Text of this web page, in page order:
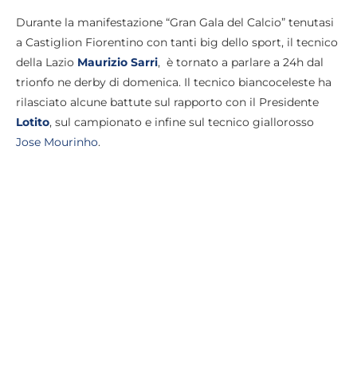
Durante la manifestazione “Gran Gala del Calcio” tenutasi
a Castiglion Fiorentino con tanti big dello sport, il tecnico
della Lazio Maurizio Sarri, è tornato a parlare a 24h dal
trionfo ne derby di domenica. Il tecnico biancoceleste ha
rilasciato alcune battute sul rapporto con il Presidente
Lotito, sul campionato e infine sul tecnico giallorosso
Jose Mourinho.